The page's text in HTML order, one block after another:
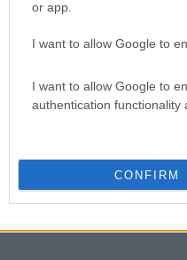
or app.
I want to allow Google to
I want to allow Google to
authentication functionality
CONFIRM